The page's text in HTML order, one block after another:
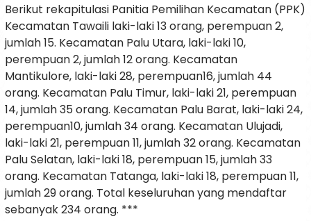
Berikut rekapitulasi Panitia Pemilihan Kecamatan (PPK)
Kecamatan Tawaili laki-laki 13 orang, perempuan 2,
jumlah 15. Kecamatan Palu Utara, laki-laki 10,
perempuan 2, jumlah 12 orang. Kecamatan
Mantikulore, laki-laki 28, perempuan16, jumlah 44
orang. Kecamatan Palu Timur, laki-laki 21, perempuan
14, jumlah 35 orang. Kecamatan Palu Barat, laki-laki 24,
perempuan10, jumlah 34 orang. Kecamatan Ulujadi,
laki-laki 21, perempuan 11, jumlah 32 orang. Kecamatan
Palu Selatan, laki-laki 18, perempuan 15, jumlah 33
orang. Kecamatan Tatanga, laki-laki 18, perempuan 11,
jumlah 29 orang. Total keseluruhan yang mendaftar
sebanyak 234 orang. ***